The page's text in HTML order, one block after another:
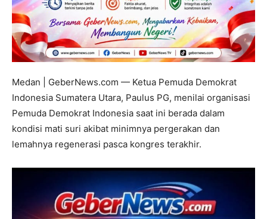
Medan | GeberNews.com — Ketua Pemuda Demokrat
Indonesia Sumatera Utara, Paulus PG, menilai organisasi
Pemuda Demokrat Indonesia saat ini berada dalam
kondisi mati suri akibat minimnya pergerakan dan
lemahnya regenerasi pasca kongres terakhir.